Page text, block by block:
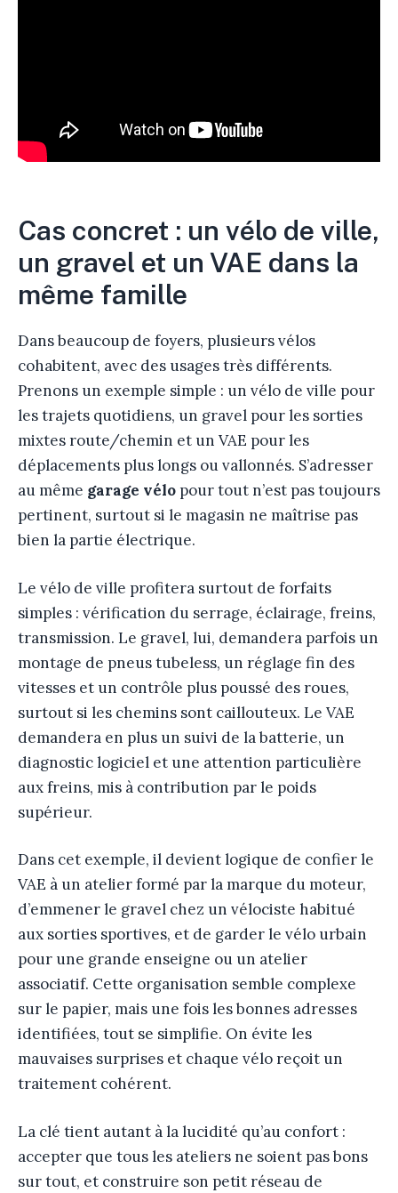
Cas concret : un vélo de ville,
un gravel et un VAE dans la
même famille
Dans beaucoup de foyers, plusieurs vélos
cohabitent, avec des usages très différents.
Prenons un exemple simple : un vélo de ville pour
les trajets quotidiens, un gravel pour les sorties
mixtes route/chemin et un VAE pour les
déplacements plus longs ou vallonnés. S’adresser
au même garage vélo pour tout n’est pas toujours
pertinent, surtout si le magasin ne maîtrise pas
bien la partie électrique.
Le vélo de ville profitera surtout de forfaits
simples : vérification du serrage, éclairage, freins,
transmission. Le gravel, lui, demandera parfois un
montage de pneus tubeless, un réglage fin des
vitesses et un contrôle plus poussé des roues,
surtout si les chemins sont caillouteux. Le VAE
demandera en plus un suivi de la batterie, un
diagnostic logiciel et une attention particulière
aux freins, mis à contribution par le poids
supérieur.
Dans cet exemple, il devient logique de confier le
VAE à un atelier formé par la marque du moteur,
d’emmener le gravel chez un vélociste habitué
aux sorties sportives, et de garder le vélo urbain
pour une grande enseigne ou un atelier
associatif. Cette organisation semble complexe
sur le papier, mais une fois les bonnes adresses
identifiées, tout se simplifie. On évite les
mauvaises surprises et chaque vélo reçoit un
traitement cohérent.
La clé tient autant à la lucidité qu’au confort :
accepter que tous les ateliers ne soient pas bons
sur tout, et construire son petit réseau de